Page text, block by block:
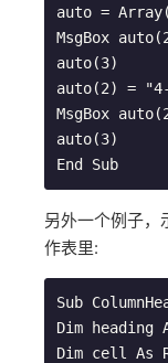
auto =
MsgBox
auto(3)
auto(2) =
MsgBox
auto(3)
另外一个例子，
作表里:
Sub
Dim heading
Dim cell As